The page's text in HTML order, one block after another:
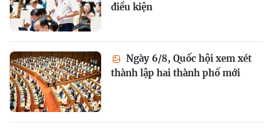
điều kiện
Ngày 6/8, Quốc hội xem xét
thành lập hai thành phố mới